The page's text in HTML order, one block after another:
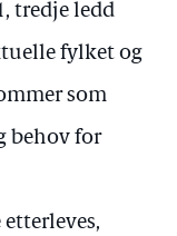
tredje ledd
fylket og
som
behov for